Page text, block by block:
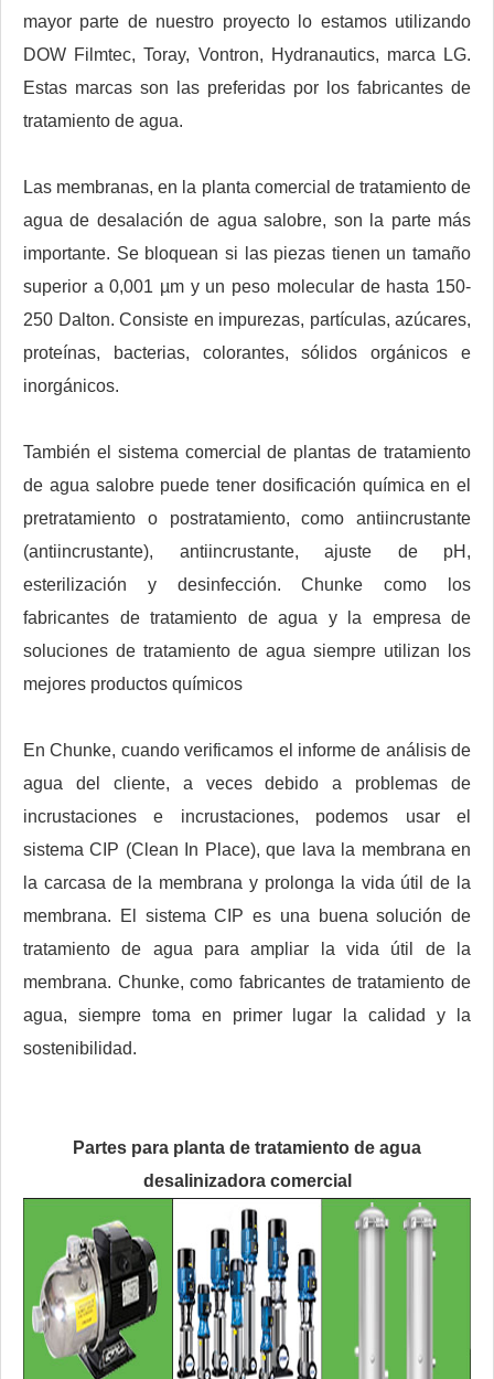
mayor parte de nuestro proyecto lo estamos utilizando
DOW Filmtec, Toray, Vontron, Hydranautics, marca LG.
Estas marcas son las preferidas por los fabricantes de
tratamiento de agua.
Las membranas, en la planta comercial de tratamiento de
agua de desalación de agua salobre, son la parte más
importante. Se bloquean si las piezas tienen un tamaño
superior a 0,001 µm y un peso molecular de hasta 150-
250 Dalton. Consiste en impurezas, partículas, azúcares,
proteínas, bacterias, colorantes, sólidos orgánicos e
inorgánicos.
También el sistema comercial de plantas de tratamiento
de agua salobre puede tener dosificación química en el
pretratamiento o postratamiento, como antiincrustante
(antiincrustante), antiincrustante, ajuste de pH,
esterilización y desinfección. Chunke como los
fabricantes de tratamiento de agua y la empresa de
soluciones de tratamiento de agua siempre utilizan los
mejores productos químicos
En Chunke, cuando verificamos el informe de análisis de
agua del cliente, a veces debido a problemas de
incrustaciones e incrustaciones, podemos usar el
sistema CIP (Clean In Place), que lava la membrana en
la carcasa de la membrana y prolonga la vida útil de la
membrana. El sistema CIP es una buena solución de
tratamiento de agua para ampliar la vida útil de la
membrana. Chunke, como fabricantes de tratamiento de
agua, siempre toma en primer lugar la calidad y la
sostenibilidad.
Partes para planta de tratamiento de agua
desalinizadora comercial